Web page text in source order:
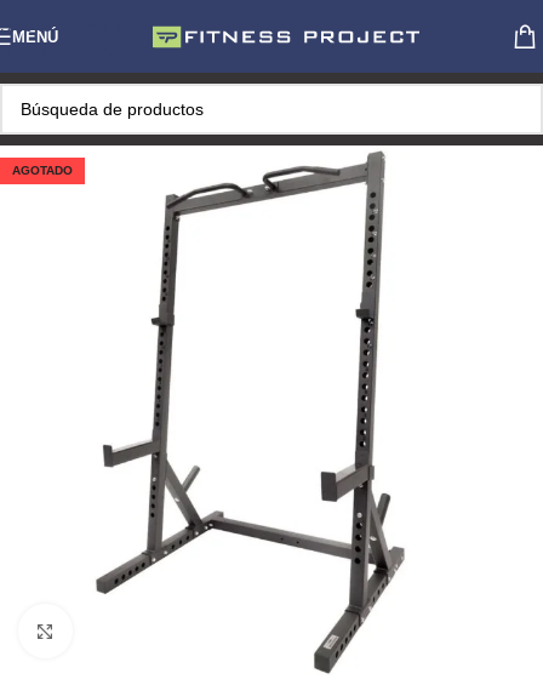
Skip to navigation
Skip to main content
MENÚ
AGOTADO